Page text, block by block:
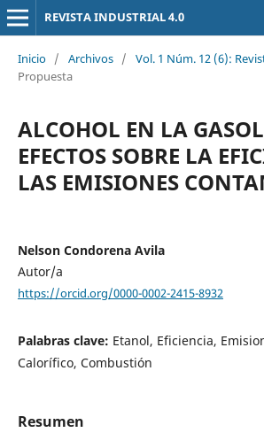
REVISTA INDUSTRIAL 4.0
Inicio / Archivos / Vol. 1 Núm. 12 (6):
Propuesta
ALCOHOL EN LA
EFECTOS SOBRE LA
LAS EMISIONES
Nelson Condorena Avila
Autor/a
https://orcid.org/0000-0002-2415-8932
Palabras clave: Etanol, Eficiencia,
Calorífico, Combustión
Resumen